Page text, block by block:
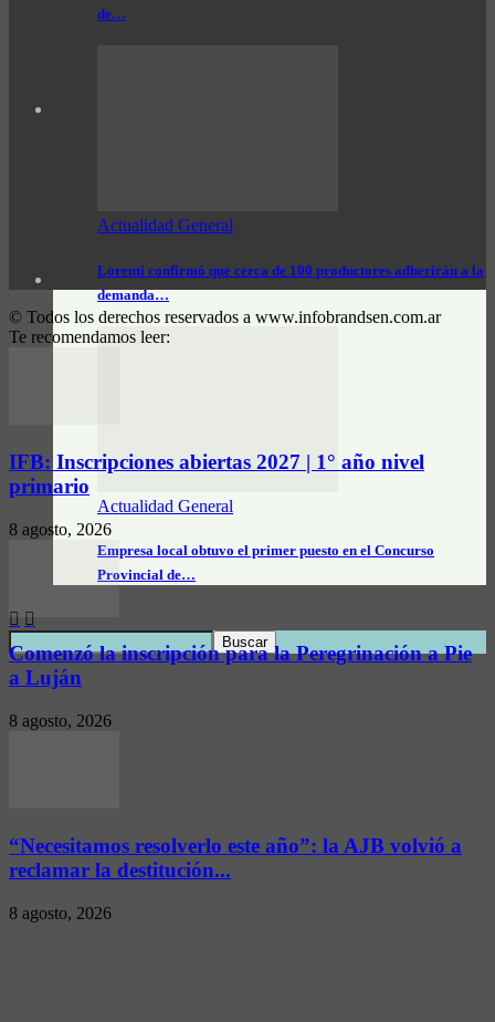
de…
Actualidad General
Lorenti confirmó que cerca de 100 productores adherirán a la
demanda…
Actualidad General
Empresa local obtuvo el primer puesto en el Concurso
Provincial de…
© Todos los derechos reservados a www.infobrandsen.com.ar
Te recomendamos leer:
IFB: Inscripciones abiertas 2027 | 1° año nivel
primario
8 agosto, 2026
Comenzó la inscripción para la Peregrinación a Pie
a Luján
8 agosto, 2026
“Necesitamos resolverlo este año”: la AJB volvió a
reclamar la destitución...
8 agosto, 2026